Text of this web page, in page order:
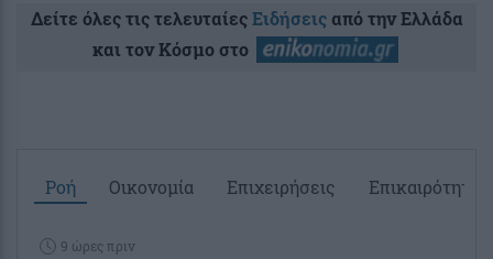
Δείτε όλες τις τελευταίεςΕιδήσειςαπό την Ελλάδα
και τον Κόσμο στο
Ροή Οικονομία Επιχειρήσεις Επικαιρότητα
9 ώρες πριν